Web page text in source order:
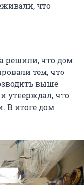
что
решили, что дом
тем, что
выше
утверждал, что
В итоге дом